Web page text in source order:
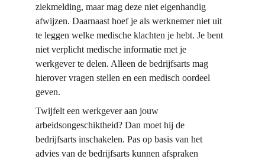
ziekmelding, maar mag deze niet eigenhandig
afwijzen. Daarnaast hoef je als werknemer niet uit
te leggen welke medische klachten je hebt. Je bent
niet verplicht medische informatie met je
werkgever te delen. Alleen de bedrijfsarts mag
hierover vragen stellen en een medisch oordeel
geven.
Twijfelt een werkgever aan jouw
arbeidsongeschiktheid? Dan moet hij de
bedrijfsarts inschakelen. Pas op basis van het
advies van de bedrijfsarts kunnen afspraken